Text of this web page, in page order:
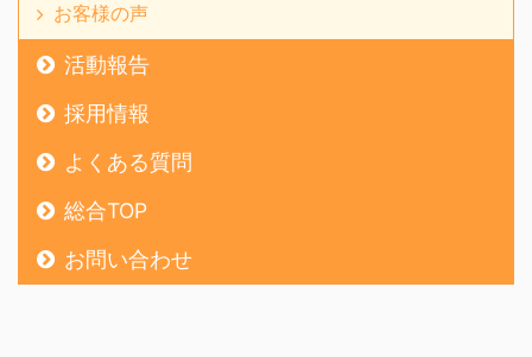
お客様の声
活動報告
採用情報
よくある質問
総合TOP
お問い合わせ